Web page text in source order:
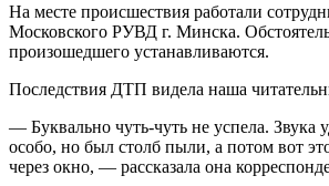
На месте происшествия работали
Московского РУВД г. Минска.
произошедшего устанавливаются.
Последствия ДТП видела наша
— Буквально чуть-чуть не успела. Звука
особо, но был столб пыли, а потом вот
через окно, — рассказала она